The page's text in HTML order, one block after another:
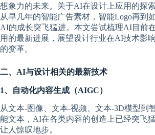
想象力的未来。关于AI在设计上应用的探
从早几年的智能广告素材，智能Logo再到
AI的成长突飞猛进。本文尝试梳理AI目前
用的最新进展，展望设计行业在AI技术影
的变革。
二、AI与设计相关的最新技术
1、自动化内容生成（AIGC）
从文本-图像、文本-视频、文本-3D模型到
能文本，AI在各类内容的创造上已经突飞
让人惊叹地步。